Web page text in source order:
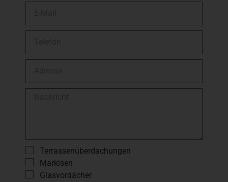
Terrassenüberdachungen
Markisen
Glasvordächer